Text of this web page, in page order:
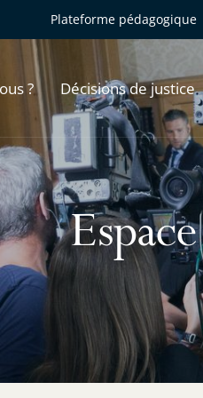
Plateforme pédagogique
? Décisions de justice